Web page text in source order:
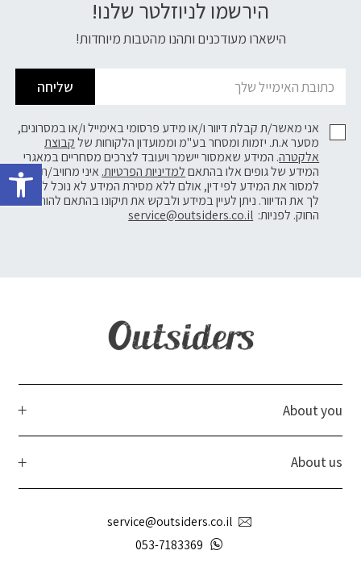
הירשמו לניוזלטר שלנו!
הישארו מעודכנים ותהנו מהטבות מיוחדות!
שליחה
אני מאשר/ת קבלת דיוור ו/או מידע פרסומי באימייל ו/או במסרונים,
מסער א.ת. יזמות ומסחר בע"מ וממועדון הלקוחות שלקבוצת
אלקטרה. המידע שאמסור יישמר ויעובד לצרכים מסחריים במאגרי
המידע של גופים אלו בהתאםלמדיניות הפרטיות. איני מחויב/ת
למסור את המידע לפי דין, אולם ללא מסירת המידע לא נוכל לשלוח
לך את הדיוור. ניתן לעיין במידע ולבקש את תיקונו בהתאם להוראות
החוק. לפניות: service@outsiders.co.il
About you
About us
service@outsiders.co.il
053-7183369